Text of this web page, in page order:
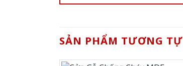
SẢN PHẨM TƯƠNG TỰ